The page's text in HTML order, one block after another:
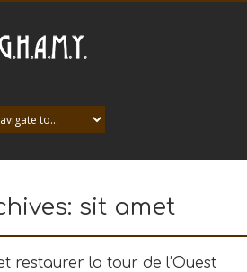
sit amet
restaurer la tour de l’Ouest